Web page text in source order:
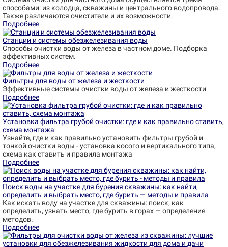
способами: из колодца, скважины и центрального водопровода.
Также различаются очистители и их возможности.
Подробнее
Станции и системы обезжелезивания воды
Способы очистки воды от железа в частном доме. Подборка
эффективных систем.
Подробнее
Фильтры для воды от железа и жесткости
Эффективные системы очистки воды от железа и жесткости
Подробнее
Установка фильтра грубой очистки: где и как правильно ставить,
схема монтажа
Узнайте, где и как правильно установить фильтры грубой и
тонкой очистки воды - установка косого и вертикального типа,
схема как ставить и правила монтажа
Подробнее
Поиск воды на участке для бурения скважины: как найти,
определить и выбрать место, где бурить — методы и правила
Как искать воду на участке для скважины: поиск, как
определить, узнать место, где бурить в горах — определение
методов.
Подробнее